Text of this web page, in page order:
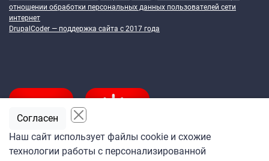
отношении обработки персональных данных пользователей сети
интернет
DrupalCoder — поддержка сайта c 2017 года
Наш сайт использует файлы cookie и схожие
технологии работы с персонализированной
Согласен